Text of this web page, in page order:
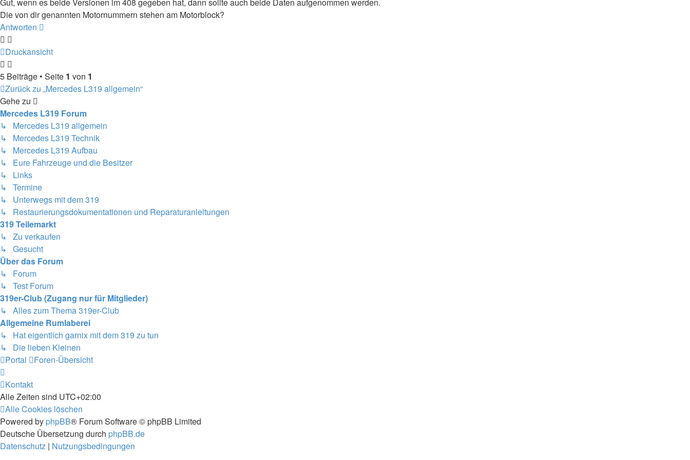
Gut, wenn es beide Versionen im 408 gegeben hat, dann sollte auch beide Daten aufgenommen werden.
Die von dir genannten Motornummern stehen am Motorblock?
Antworten
Druckansicht
5 Beiträge • Seite 1 von 1
Zurück zu „Mercedes L319 allgemein“
Gehe zu
Mercedes L319 Forum
↳ Mercedes L319 allgemein
↳ Mercedes L319 Technik
↳ Mercedes L319 Aufbau
↳ Eure Fahrzeuge und die Besitzer
↳ Links
↳ Termine
↳ Unterwegs mit dem 319
↳ Restaurierungsdokumentationen und Reparaturanleitungen
319 Teilemarkt
↳ Zu verkaufen
↳ Gesucht
Über das Forum
↳ Forum
↳ Test Forum
319er-Club (Zugang nur für Mitglieder)
↳ Alles zum Thema 319er-Club
Allgemeine Rumlaberei
↳ Hat eigentlich garnix mit dem 319 zu tun
↳ Die lieben Kleinen
Portal
Foren-Übersicht
Kontakt
Alle Zeiten sind UTC+02:00
Alle Cookies löschen
Powered by phpBB® Forum Software © phpBB Limited
Deutsche Übersetzung durch phpBB.de
Datenschutz | Nutzungsbedingungen